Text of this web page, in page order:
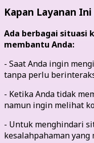
Kapan Layanan
Ada berbagai situasi
membantu Anda:
- Saat Anda ingin
tanpa perlu
- Ketika Anda tidak
namun ingin melihat
- Untuk menghindari
kesalahpahaman